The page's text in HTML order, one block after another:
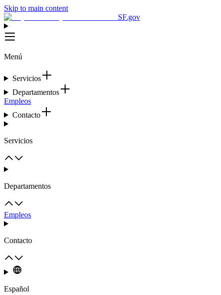
Skip to main content
SF.gov
Menú
Servicios
Departamentos
Empleos
Contacto
Servicios
Departamentos
Empleos
Contacto
Español